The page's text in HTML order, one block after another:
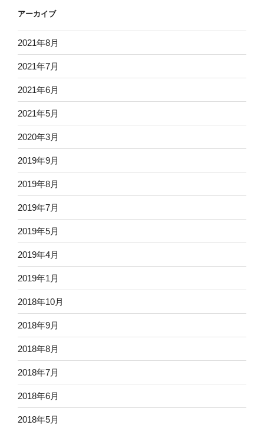
アーカイブ
2021年8月
2021年7月
2021年6月
2021年5月
2020年3月
2019年9月
2019年8月
2019年7月
2019年5月
2019年4月
2019年1月
2018年10月
2018年9月
2018年8月
2018年7月
2018年6月
2018年5月